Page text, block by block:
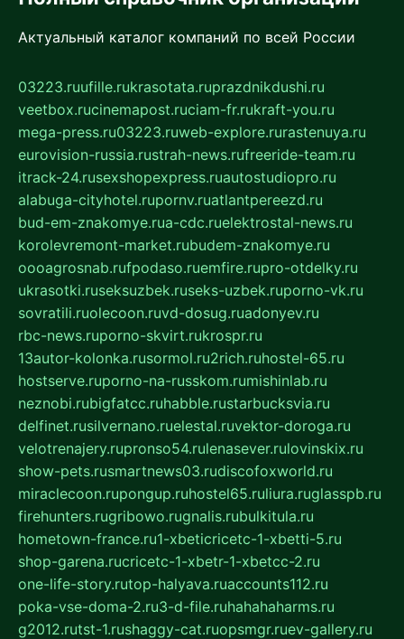
Актуальный каталог компаний по всей России
03223.ruufille.rukrasotata.ruprazdnikdushi.ru
veetbox.rucinemapost.ruciam-fr.rukraft-you.ru
mega-press.ru03223.ruweb-explore.rurastenuya.ru
eurovision-russia.rustrah-news.rufreeride-team.ru
itrack-24.rusexshopexpress.ruautostudiopro.ru
alabuga-cityhotel.rupornv.ruatlantpereezd.ru
bud-em-znakomye.rua-cdc.ruelektrostal-news.ru
korolevremont-market.rubudem-znakomye.ru
oooagrosnab.rufpodaso.ruemfire.rupro-otdelky.ru
ukrasotki.ruseksuzbek.ruseks-uzbek.ruporno-vk.ru
sovratili.ruolecoon.ruvd-dosug.ruadonyev.ru
rbc-news.ruporno-skvirt.rukrospr.ru
13autor-kolonka.rusormol.ru2rich.ruhostel-65.ru
hostserve.ruporno-na-russkom.rumishinlab.ru
neznobi.rubigfatcc.ruhabble.rustarbucksvia.ru
delfinet.rusilvernano.ruelestal.ruvektor-doroga.ru
velotrenajery.rupronso54.rulenasever.rulovinskix.ru
show-pets.rusmartnews03.rudiscofoxworld.ru
miraclecoon.rupongup.ruhostel65.ruliura.ruglasspb.ru
firehunters.rugribowo.rugnalis.rubulkitula.ru
hometown-france.ru1-xbeticricetc-1-xbetti-5.ru
shop-garena.rucricetc-1-xbetr-1-xbetcc-2.ru
one-life-story.rutop-halyava.ruaccounts112.ru
poka-vse-doma-2.ru3-d-file.ruhahahaharms.ru
g2012.rutst-1.rushaggy-cat.ruopsmgr.ruev-gallery.ru